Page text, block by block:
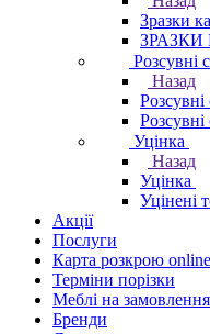
Зразки
ЗРАЗКИ
Розсувні
Назад
Уцінка
Назад
Уцінка
Уцінені
Акції
Послуги
Карта розкрою online
Терміни порізки
Меблі на замовлення
Бренди